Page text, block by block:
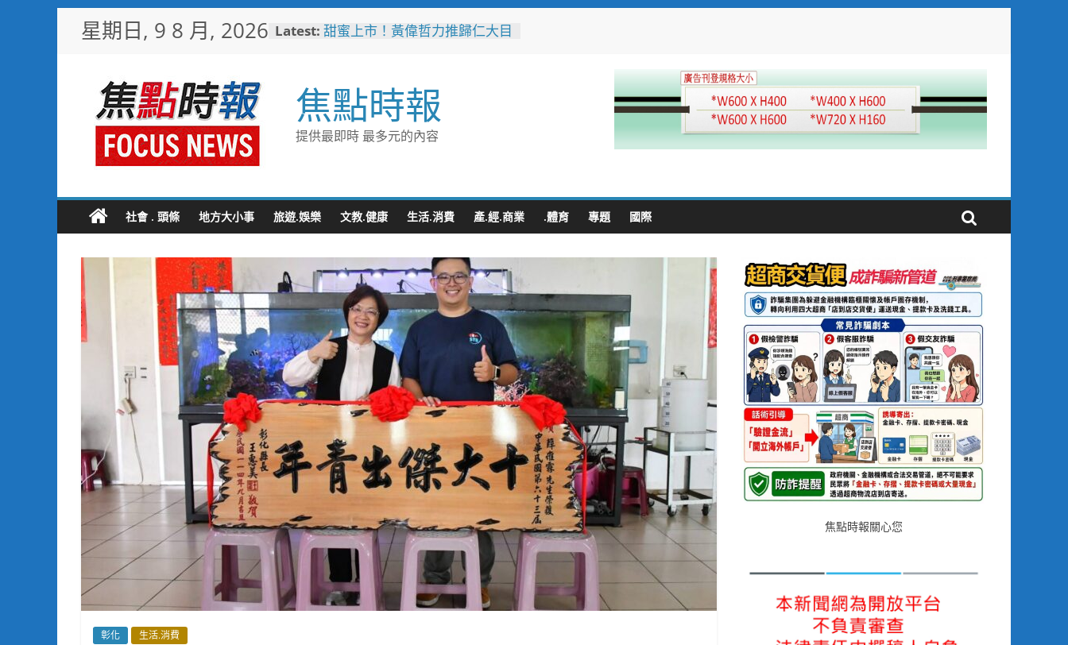
星期日, 9 8 月, 2026 Latest: 甜蜜上市！黃偉哲力推歸仁大目
樂園 陳其邁:保存百年產業記
憶！
「火車醫院」變身親子天堂！高
雄親子遊樂園開幕首日人潮爆棚
起於無心成於熱愛 王貴嬋現代
水墨個展
焦點時報
提供最即時 最多元的內容
社會 . 頭條 地方大小事 旅遊.娛樂 文教.健康 生活.消費 產.經.商業 .體育 專題 國際
彰化 生活.消費
焦點時報關心您